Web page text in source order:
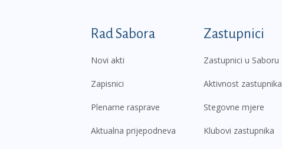
Podnožje prvi izbornik
Rad Sabora
Novi akti
Zapisnici
Plenarne rasprave
Aktualna prijepodneva
Zastupnici
Zastupnici u Saboru
Aktivnost zastupnika
Stegovne mjere
Klubovi zastupnika